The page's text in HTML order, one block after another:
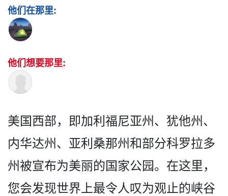
他们在那里:
他们想要那里:
美国西部，即加利福尼亚州、­犹他州、
内华达州、亚利桑那州和部分科罗拉多
州被宣­布为美丽的国家公园。在这里，
您会发现世界上最令人­叹为观止的峡谷